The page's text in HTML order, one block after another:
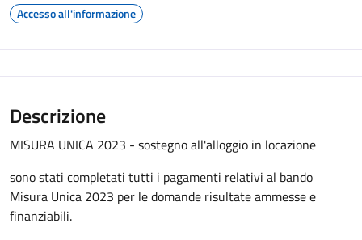
Accesso all'informazione
Descrizione
MISURA UNICA 2023 - sostegno all'alloggio in locazione
sono stati completati tutti i pagamenti relativi al bando
Misura Unica 2023 per le domande risultate ammesse e
finanziabili.